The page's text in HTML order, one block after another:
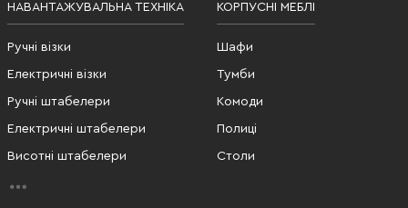
НАВАНТАЖУВАЛЬНА ТЕХНІКА
Ручні візки
Електричні візки
Ручні штабелери
Електричні штабелери
Висотні штабелери
КОРПУСНІ МЕБЛІ
Шафи
Тумби
Комоди
Полиці
Столи